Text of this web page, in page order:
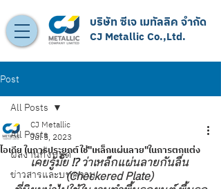
CJ Metallic Co.,Ltd.
บริษัท ซีเจ เมทัลลิค จำกัด
Post
All Posts
ผลงานทั้งหมด
ข่าวสารและบทความ
All Posts
ไอเดีย ในการประยุกต์ใช้"เหล็กแผ่นลาย"ในการตกแต่ง
CJ Metallic
Jul 5, 2023
เคยรู้มั้ย ⁉️ ว่าเหล็กแผ่นลายกันลื่น
(Checkered Plate)